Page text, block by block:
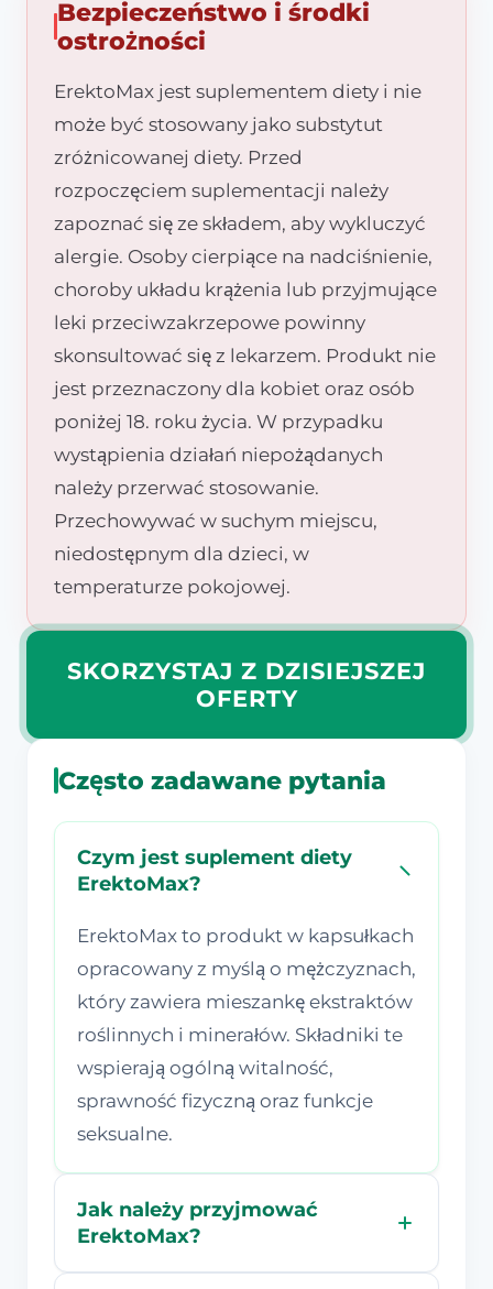
Bezpieczeństwo i środki
ostrożności
ErektoMax jest suplementem diety i nie
może być stosowany jako substytut
zróżnicowanej diety. Przed
rozpoczęciem suplementacji należy
zapoznać się ze składem, aby wykluczyć
alergie. Osoby cierpiące na nadciśnienie,
choroby układu krążenia lub przyjmujące
leki przeciwzakrzepowe powinny
skonsultować się z lekarzem. Produkt nie
jest przeznaczony dla kobiet oraz osób
poniżej 18. roku życia. W przypadku
wystąpienia działań niepożądanych
należy przerwać stosowanie.
Przechowywać w suchym miejscu,
niedostępnym dla dzieci, w
temperaturze pokojowej.
SKORZYSTAJ Z DZISIEJSZEJ
OFERTY
Często zadawane pytania
Czym jest suplement diety
ErektoMax?
ErektoMax to produkt w kapsułkach
opracowany z myślą o mężczyznach,
który zawiera mieszankę ekstraktów
roślinnych i minerałów. Składniki te
wspierają ogólną witalność,
sprawność fizyczną oraz funkcje
seksualne.
Jak należy przyjmować
ErektoMax?